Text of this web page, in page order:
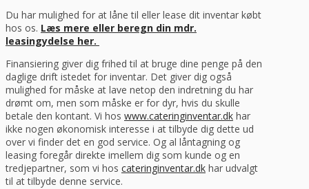
Du har mulighed for at låne til eller lease dit inventar købt
hos os. Læs mere eller beregn din mdr.
leasingydelse her.
Finansiering giver dig frihed til at bruge dine penge på den
daglige drift istedet for inventar. Det giver dig også
mulighed for måske at lave netop den indretning du har
drømt om, men som måske er for dyr, hvis du skulle
betale den kontant. Vi hos www.cateringinventar.dk har
ikke nogen økonomisk interesse i at tilbyde dig dette ud
over vi finder det en god service. Og al låntagning og
leasing foregår direkte imellem dig som kunde og en
tredjepartner, som vi hos cateringinventar.dk har udvalgt
til at tilbyde denne service.